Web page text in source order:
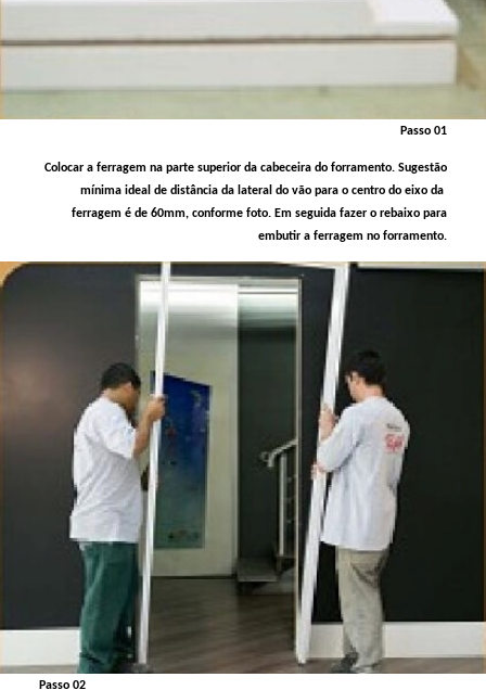
Passo 01
Colocar a ferragem na parte superior da cabeceira do forramento. Sugestão
mínima ideal de distância da lateral do vão para o centro do eixo da
ferragem é de 60mm, conforme foto. Em seguida fazer o rebaixo para
embutir a ferragem no forramento.
Passo 02